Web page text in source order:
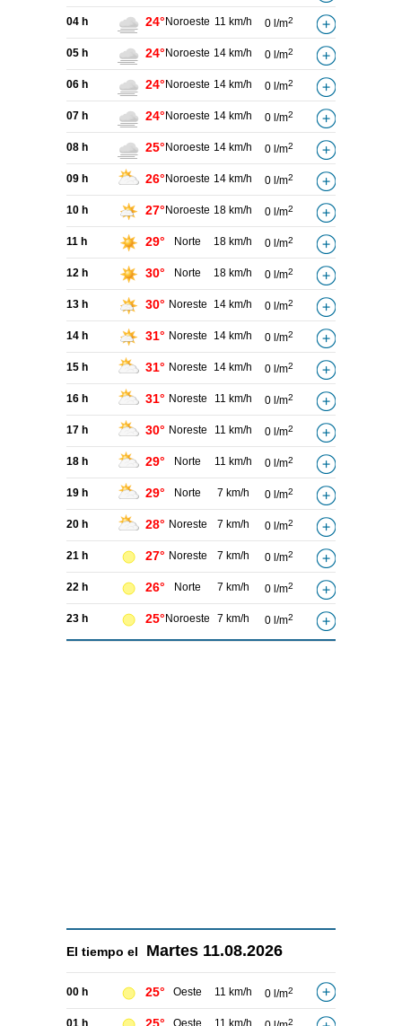
04 h 24° Noroeste 11 km/h 0 l/m2
05 h 24° Noroeste 14 km/h 0 l/m2
06 h 24° Noroeste 14 km/h 0 l/m2
07 h 24° Noroeste 14 km/h 0 l/m2
08 h 25° Noroeste 14 km/h 0 l/m2
09 h 26° Noroeste 14 km/h 0 l/m2
10 h 27° Noroeste 18 km/h 0 l/m2
11 h 29° Norte 18 km/h 0 l/m2
12 h 30° Norte 18 km/h 0 l/m2
13 h 30° Noreste 14 km/h 0 l/m2
14 h 31° Noreste 14 km/h 0 l/m2
15 h 31° Noreste 14 km/h 0 l/m2
16 h 31° Noreste 11 km/h 0 l/m2
17 h 30° Noreste 11 km/h 0 l/m2
18 h 29° Norte 11 km/h 0 l/m2
19 h 29° Norte 7 km/h 0 l/m2
20 h 28° Noreste 7 km/h 0 l/m2
21 h 27° Noreste 7 km/h 0 l/m2
22 h 26° Norte 7 km/h 0 l/m2
23 h 25° Noroeste 7 km/h 0 l/m2
El tiempo el Martes 11.08.2026
00 h 25° Oeste 11 km/h 0 l/m2
2